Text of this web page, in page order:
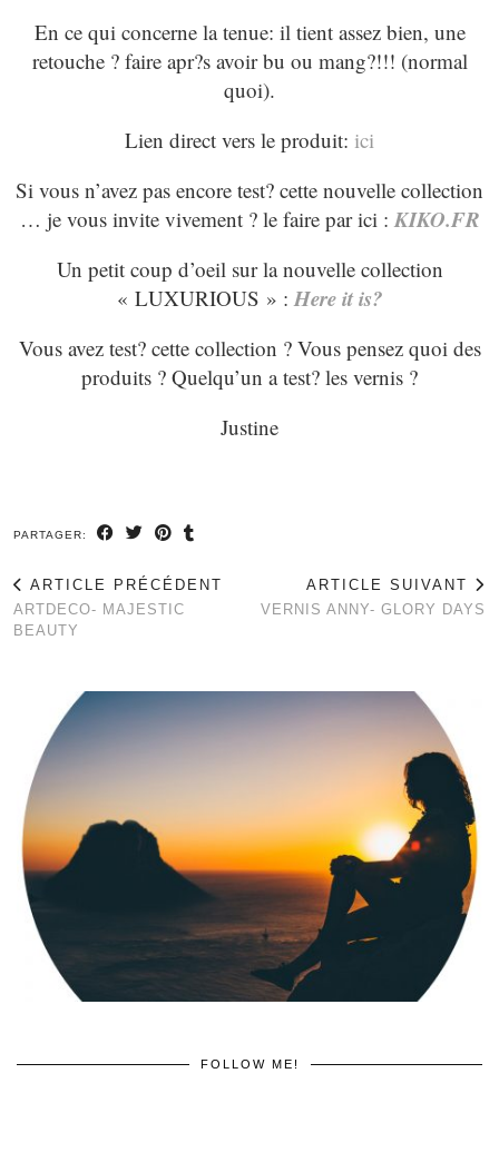
En ce qui concerne la tenue: il tient assez bien, une
retouche ? faire apr?s avoir bu ou mang?!!! (normal
quoi).
Lien direct vers le produit: ici
Si vous n’avez pas encore test? cette nouvelle collection
… je vous invite vivement ? le faire par ici : KIKO.FR
Un petit coup d’oeil sur la nouvelle collection
« LUXURIOUS » : Here it is?
Vous avez test? cette collection ? Vous pensez quoi des
produits ? Quelqu’un a test? les vernis ?
Justine
PARTAGER:
ARTICLE PRÉCÉDENT
ARTDECO- MAJESTIC
BEAUTY
ARTICLE SUIVANT
VERNIS ANNY- GLORY DAYS
FOLLOW ME!